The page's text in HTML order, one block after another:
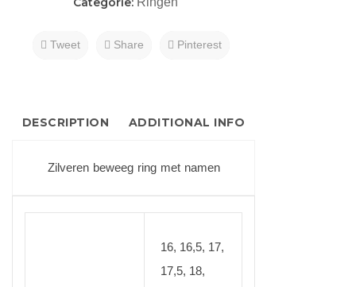
Tweet Share Pinterest
DESCRIPTION ADDITIONAL INFO
Zilveren beweeg ring met namen
16, 16,5, 17,
17,5, 18,